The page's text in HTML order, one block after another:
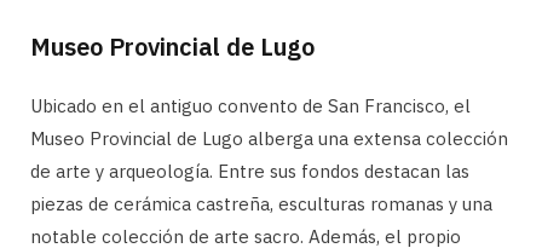
Museo Provincial de Lugo
Ubicado en el antiguo convento de San Francisco, el
Museo Provincial de Lugo alberga una extensa colección
de arte y arqueología. Entre sus fondos destacan las
piezas de cerámica castreña, esculturas romanas y una
notable colección de arte sacro. Además, el propio